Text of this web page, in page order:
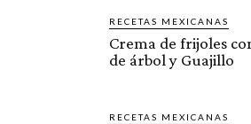
RECETAS MEXICANAS
Crema de frijoles
de árbol y Guajillo
RECETAS MEXICANAS